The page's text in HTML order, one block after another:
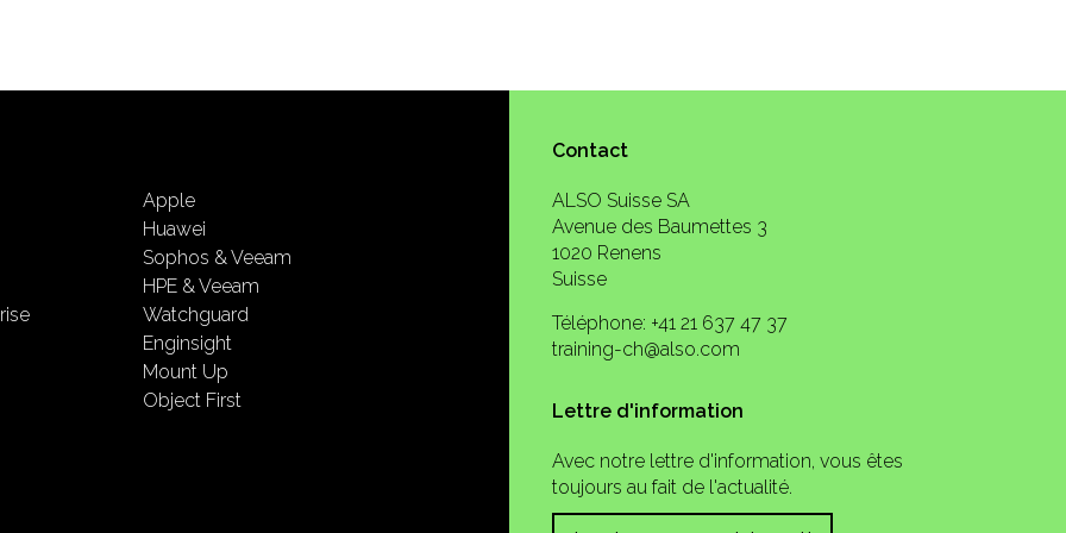
Contact
ALSO Suisse SA
Avenue des Baumettes 3
1020 Renens
Suisse
Téléphone: +41 21 637 47 37
training-ch@also.com
Lettre d'information
Avec notre lettre d'information, vous êtes
toujours au fait de l'actualité.
Apple
Huawei
Sophos & Veeam
HPE & Veeam
Watchguard
Enginsight
Mount Up
Object First